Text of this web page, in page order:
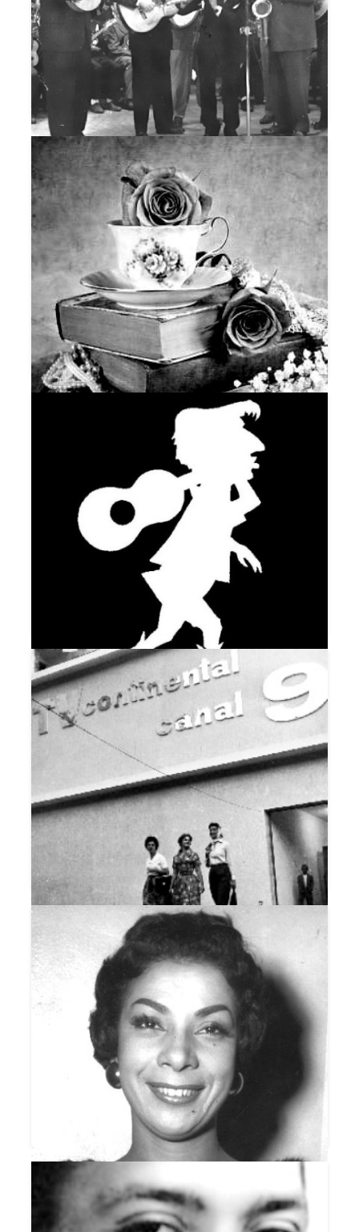
NOITE DOS CHORISTAS
NOIVADO NAS TREVAS
NÓS NA CAMA
NÓS OS BROTOS
NOSSA ELIZETH